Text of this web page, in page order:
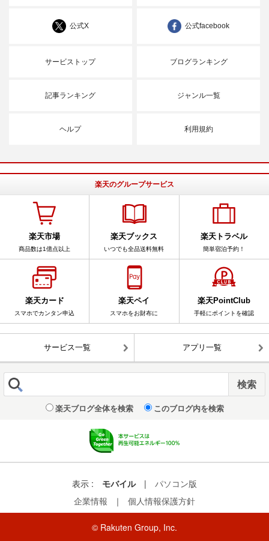
公式X 公式facebook
サービストップ ブログランキング
記事ランキング ジャンル一覧
ヘルプ 利用規約
楽天のグループサービス
楽天市場
商品数は1億点以上
楽天ブックス
いつでも全品送料無料
楽天トラベル
簡単宿泊予約！
楽天カード
スマホでカンタン申込
楽天ペイ
スマホをお財布に
楽天PointClub
手軽にポイントを確認
サービス一覧 アプリ一覧
楽天ブログ全体を検索 このブログ内を検索
表示 : モバイル |
パソコン版
企業情報
｜ 個人情報保護方針
© Rakuten Group, Inc.